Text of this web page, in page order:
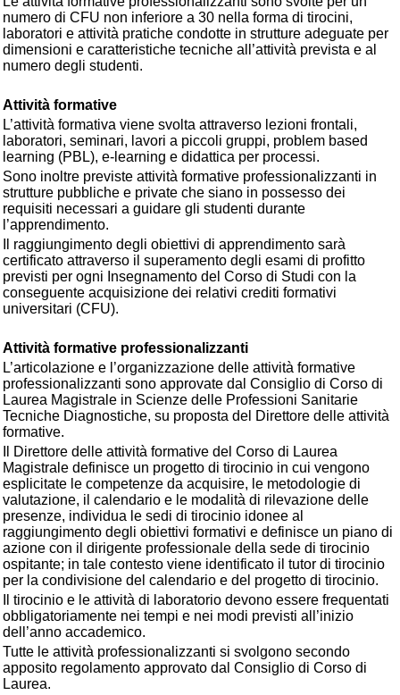
numero di CFU non inferiore a 30 nella forma di tirocini,
laboratori e attività pratiche condotte in strutture adeguate per
dimensioni e caratteristiche tecniche all’attività prevista e al
numero degli studenti.
Attività formative
L’attività formativa viene svolta attraverso lezioni frontali,
laboratori, seminari, lavori a piccoli gruppi, problem based
learning (PBL), e-learning e didattica per processi.
Sono inoltre previste attività formative professionalizzanti in
strutture pubbliche e private che siano in possesso dei
requisiti necessari a guidare gli studenti durante
l’apprendimento.
Il raggiungimento degli obiettivi di apprendimento sarà
certificato attraverso il superamento degli esami di profitto
previsti per ogni Insegnamento del Corso di Studi con la
conseguente acquisizione dei relativi crediti formativi
universitari (CFU).
Attività formative professionalizzanti
L’articolazione e l’organizzazione delle attività formative
professionalizzanti sono approvate dal Consiglio di Corso di
Laurea Magistrale in Scienze delle Professioni Sanitarie
Tecniche Diagnostiche, su proposta del Direttore delle attività
formative.
Il Direttore delle attività formative del Corso di Laurea
Magistrale definisce un progetto di tirocinio in cui vengono
esplicitate le competenze da acquisire, le metodologie di
valutazione, il calendario e le modalità di rilevazione delle
presenze, individua le sedi di tirocinio idonee al
raggiungimento degli obiettivi formativi e definisce un piano di
azione con il dirigente professionale della sede di tirocinio
ospitante; in tale contesto viene identificato il tutor di tirocinio
per la condivisione del calendario e del progetto di tirocinio.
Il tirocinio e le attività di laboratorio devono essere frequentati
obbligatoriamente nei tempi e nei modi previsti all’inizio
dell’anno accademico.
Tutte le attività professionalizzanti si svolgono secondo
apposito regolamento approvato dal Consiglio di Corso di
Laurea.